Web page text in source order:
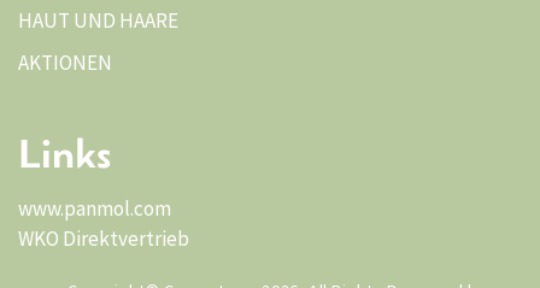
HAUT UND HAARE
AKTIONEN
Links
www.panmol.com
WKO Direktvertrieb